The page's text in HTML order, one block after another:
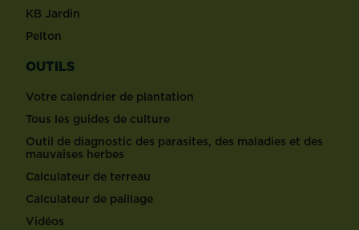
KB Jardin
Pelton
OUTILS
Votre calendrier de plantation
Tous les guides de culture
Outil de diagnostic des parasites, des maladies et des
mauvaises herbes
Calculateur de terreau
Calculateur de paillage
Vidéos